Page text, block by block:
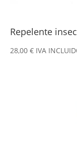
Repelente
28,00 € IVA